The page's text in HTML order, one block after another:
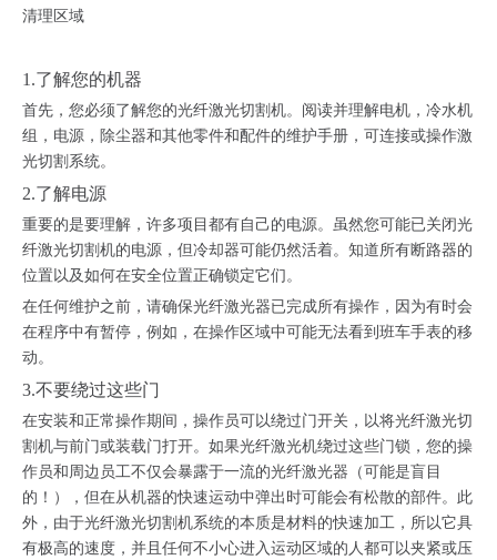
清理区域
1.了解您的机器
首先，您必须了解您的光纤激光切割机。阅读并理解电机，冷水机
组，电源，除尘器和其他零件和配件的维护手册，可连接或操作激
光切割系统。
2.了解电源
重要的是要理解，许多项目都有自己的电源。虽然您可能已关闭光
纤激光切割机的电源，但冷却器可能仍然活着。知道所有断路器的
位置以及如何在安全位置正确锁定它们。
在任何维护之前，请确保光纤激光器已完成所有操作，因为有时会
在程序中有暂停，例如，在操作区域中可能无法看到班车手表的移
动。
3.不要绕过这些门
在安装和正常操作期间，操作员可以绕过门开关，以将光纤激光切
割机与前门或装载门打开。如果光纤激光机绕过这些门锁，您的操
作员和周边员工不仅会暴露于一流的光纤激光器（可能是盲目
的！），但在从机器的快速运动中弹出时可能会有松散的部件。此
外，由于光纤激光切割机系统的本质是材料的快速加工，所以它具
有极高的速度，并且任何不小心进入运动区域的人都可以夹紧或压